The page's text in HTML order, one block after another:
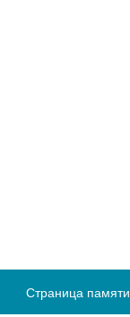
Страница памяти